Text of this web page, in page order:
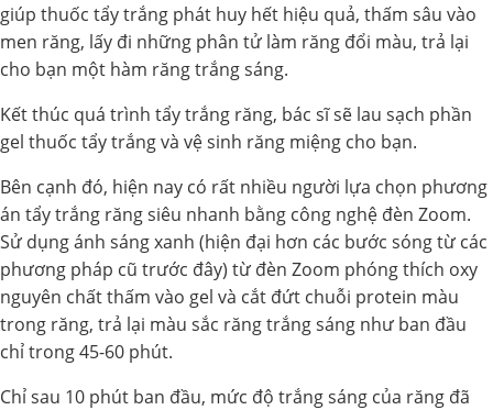
giúp thuốc tẩy trắng phát huy hết hiệu quả, thấm sâu vào
men răng, lấy đi những phân tử làm răng đổi màu, trả lại
cho bạn một hàm răng trắng sáng.
Kết thúc quá trình tẩy trắng răng, bác sĩ sẽ lau sạch phần
gel thuốc tẩy trắng và vệ sinh răng miệng cho bạn.
Bên cạnh đó, hiện nay có rất nhiều người lựa chọn phương
án tẩy trắng răng siêu nhanh bằng công nghệ đèn Zoom.
Sử dụng ánh sáng xanh (hiện đại hơn các bước sóng từ các
phương pháp cũ trước đây) từ đèn Zoom phóng thích oxy
nguyên chất thấm vào gel và cắt đứt chuỗi protein màu
trong răng, trả lại màu sắc răng trắng sáng như ban đầu
chỉ trong 45-60 phút.
Chỉ sau 10 phút ban đầu, mức độ trắng sáng của răng đã